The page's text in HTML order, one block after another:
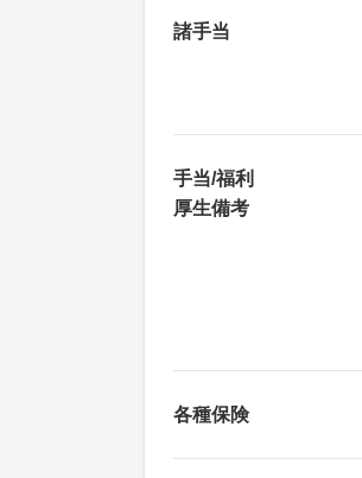
諸手当
手当/福利
厚生備考
各種保険